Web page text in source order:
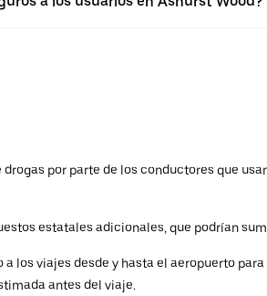
por parte de los conductores que
estatales adicionales, que podrían
los viajes desde y hasta el aeropuerto
antes del viaje.